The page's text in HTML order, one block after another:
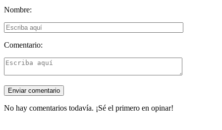
Nombre:
Comentario:
No hay comentarios todavía. ¡Sé el primero en opinar!